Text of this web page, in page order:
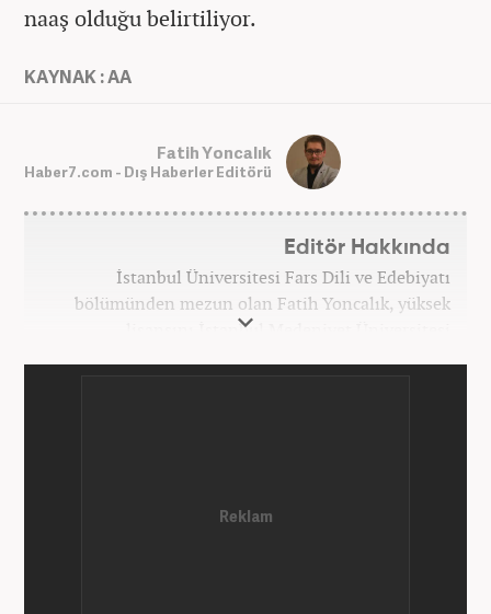
naaş olduğu belirtiliyor.
KAYNAK : AA
Fatih Yoncalık
Haber7.com - Dış Haberler Editörü
Editör Hakkında
İstanbul Üniversitesi Fars Dili ve Edebiyatı
bölümünden mezun olan Fatih Yoncalık, yüksek
lisansını İstanbul Medeniyet Üniversitesi
AKŞAM Gazetesi’nde başlayan Yoncalık, Eylül